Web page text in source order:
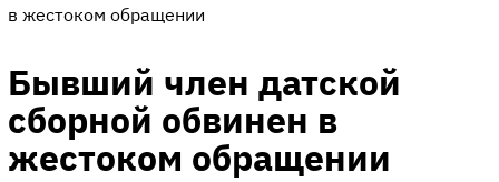
в жестоком обращении
Бывший член датской
сборной обвинен в
жестоком обращении